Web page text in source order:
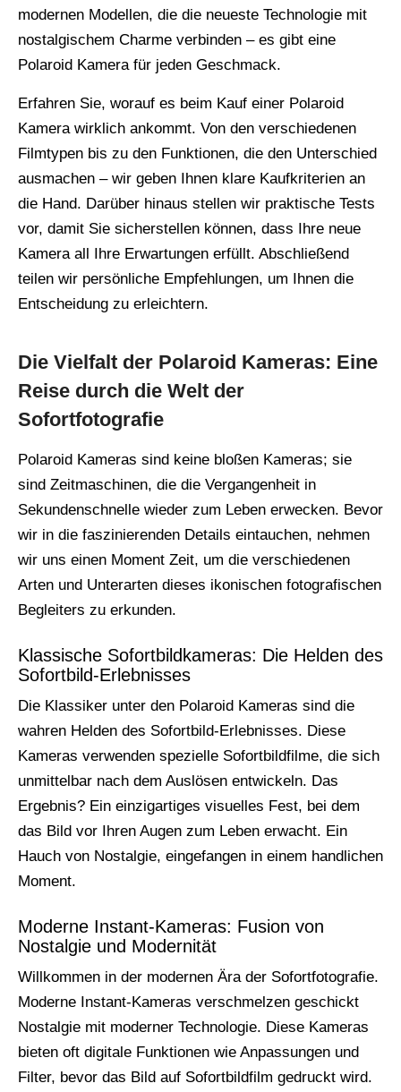
modernen Modellen, die die neueste Technologie mit
nostalgischem Charme verbinden – es gibt eine
Polaroid Kamera für jeden Geschmack.
Erfahren Sie, worauf es beim Kauf einer Polaroid
Kamera wirklich ankommt. Von den verschiedenen
Filmtypen bis zu den Funktionen, die den Unterschied
ausmachen – wir geben Ihnen klare Kaufkriterien an
die Hand. Darüber hinaus stellen wir praktische Tests
vor, damit Sie sicherstellen können, dass Ihre neue
Kamera all Ihre Erwartungen erfüllt. Abschließend
teilen wir persönliche Empfehlungen, um Ihnen die
Entscheidung zu erleichtern.
Die Vielfalt der Polaroid Kameras: Eine
Reise durch die Welt der
Sofortfotografie
Polaroid Kameras sind keine bloßen Kameras; sie
sind Zeitmaschinen, die die Vergangenheit in
Sekundenschnelle wieder zum Leben erwecken. Bevor
wir in die faszinierenden Details eintauchen, nehmen
wir uns einen Moment Zeit, um die verschiedenen
Arten und Unterarten dieses ikonischen fotografischen
Begleiters zu erkunden.
Klassische Sofortbildkameras: Die Helden des
Sofortbild-Erlebnisses
Die Klassiker unter den Polaroid Kameras sind die
wahren Helden des Sofortbild-Erlebnisses. Diese
Kameras verwenden spezielle Sofortbildfilme, die sich
unmittelbar nach dem Auslösen entwickeln. Das
Ergebnis? Ein einzigartiges visuelles Fest, bei dem
das Bild vor Ihren Augen zum Leben erwacht. Ein
Hauch von Nostalgie, eingefangen in einem handlichen
Moment.
Moderne Instant-Kameras: Fusion von
Nostalgie und Modernität
Willkommen in der modernen Ära der Sofortfotografie.
Moderne Instant-Kameras verschmelzen geschickt
Nostalgie mit moderner Technologie. Diese Kameras
bieten oft digitale Funktionen wie Anpassungen und
Filter, bevor das Bild auf Sofortbildfilm gedruckt wird.